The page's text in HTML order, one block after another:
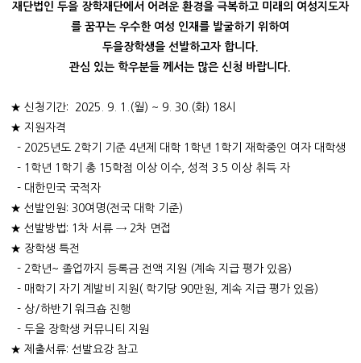
재단법인 두을 장학재단에서 어려운 환경을 극복하고 미래의 여성지도자
를 꿈꾸는 우수한 여성 인재를 발굴하기 위하여
두을장학생을 선발하고자 합니다.
관심 있는 학우분들 께서는 많은 신청 바랍니다.
★ 신청기간: 2025. 9. 1.(월) ~ 9. 30.(화) 18시
★ 지원자격
- 2025년도 2학기 기준 4년제 대학 1학년 1학기 재학중인 여자 대학생
- 1학년 1학기 총 15학점 이상 이수, 성적 3.5 이상 취득 자
- 대한민국 국적자
★ 선발인원: 30여명(전국 대학 기준)
★ 선발방법: 1차 서류 → 2차 면접
★ 장학생 특전
- 2학년~ 졸업까지 등록금 전액 지원 (계속 지급 평가 있음)
- 매학기 자기 계발비 지원( 학기당 90만원, 계속 지급 평가 있음)
- 상/하반기 워크숍 진행
- 두을 장학생 커뮤니티 지원
★ 제출서류: 선발요강 참고